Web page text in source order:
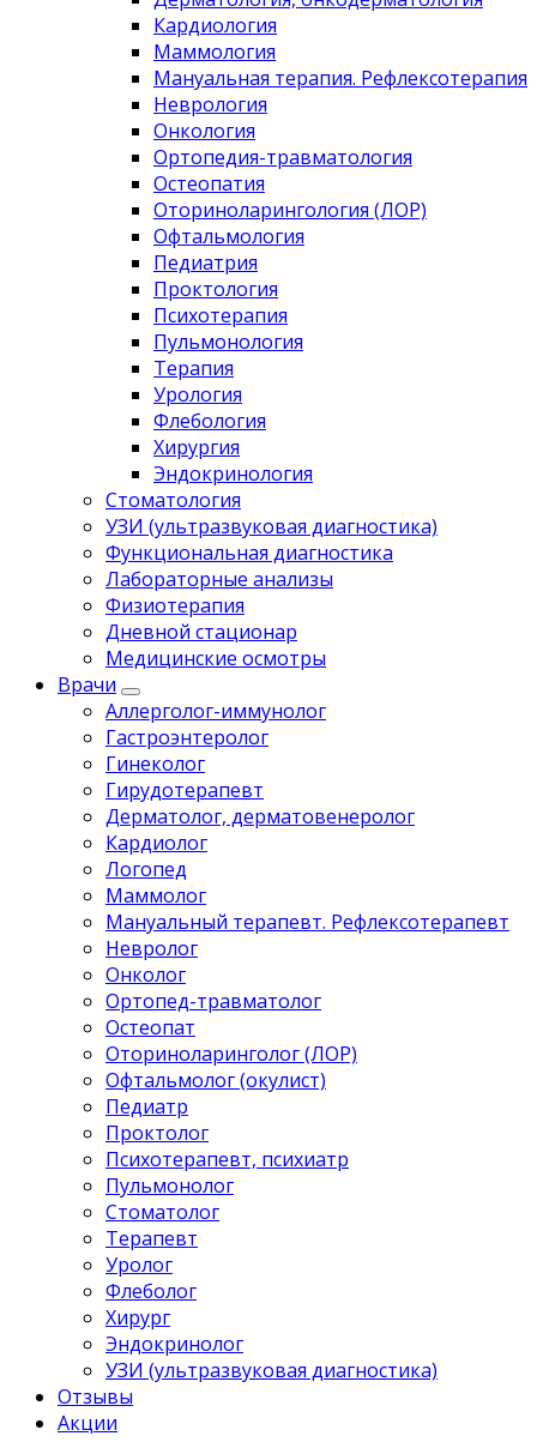
Кардиология
Маммология
Мануальная терапия. Рефлексотерапия
Неврология
Онкология
Ортопедия-травматология
Остеопатия
Оториноларингология (ЛОР)
Офтальмология
Педиатрия
Проктология
Психотерапия
Пульмонология
Терапия
Урология
Флебология
Хирургия
Эндокринология
Стоматология
УЗИ (ультразвуковая диагностика)
Функциональная диагностика
Лабораторные анализы
Физиотерапия
Дневной стационар
Медицинские осмотры
Врачи
Аллерголог-иммунолог
Гастроэнтеролог
Гинеколог
Гирудотерапевт
Дерматолог, дерматовенеролог
Кардиолог
Логопед
Маммолог
Мануальный терапевт. Рефлексотерапевт
Невролог
Онколог
Ортопед-травматолог
Остеопат
Оториноларинголог (ЛОР)
Офтальмолог (окулист)
Педиатр
Проктолог
Психотерапевт, психиатр
Пульмонолог
Стоматолог
Терапевт
Уролог
Флеболог
Хирург
Эндокринолог
УЗИ (ультразвуковая диагностика)
Отзывы
Акции